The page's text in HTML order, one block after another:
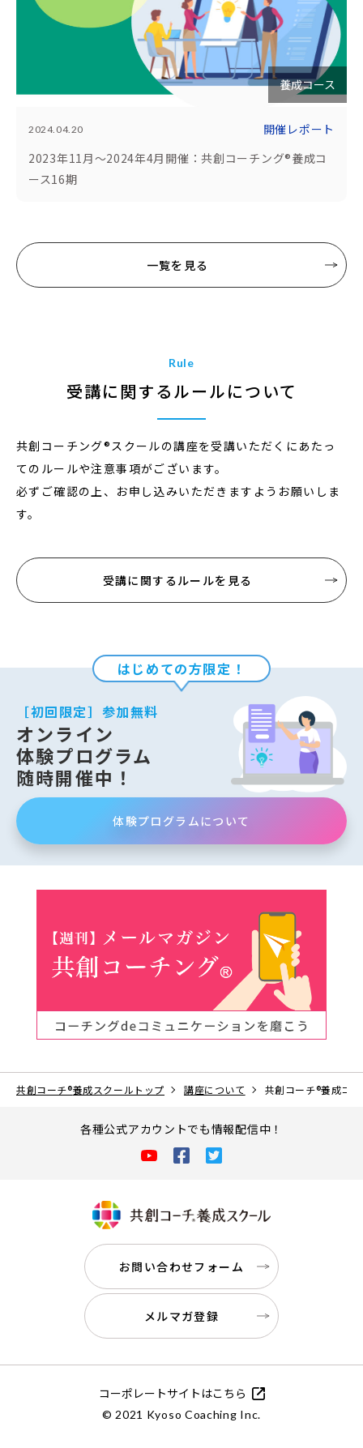
養成コース
2024.04.20
開催レポート
2023年11月～2024年4月開催：共創コーチング®養成コ
ース16期
一覧を見る
Rule
受講に関するルールについて
共創コーチング®スクールの講座を受講いただくにあたっ
てのルールや注意事項がございます。
必ずご確認の上、お申し込みいただきますようお願いしま
す。
受講に関するルールを見る
はじめての方限定！
［初回限定］参加無料
オンライン
体験プログラム
随時開催中！
体験プログラムについて
共創コーチ®養成スクールトップ 講座について 共創コーチ®養成コ
各種公式アカウントでも情報配信中！
お問い合わせフォーム
メルマガ登録
コーポレートサイトはこちら
© 2021 Kyoso Coaching Inc.